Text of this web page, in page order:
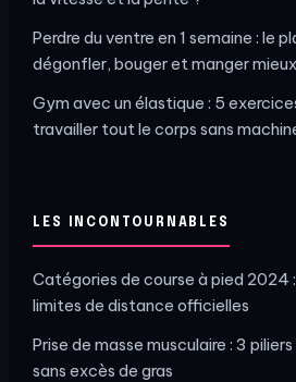
Perdre du ventre en 1 semaine : le
dégonfler, bouger et manger mieux
Gym avec un élastique : 5
travailler tout le corps sans
LES INCONTOURNABLES
Catégories de course à pied 2024
limites de distance officielles
Prise de masse musculaire : 3
sans excès de gras